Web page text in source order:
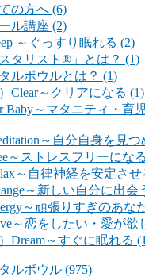
の方へ (6)
ル講座 (2)
～ぐっすり眠れる (2)
スタリスト®」とは？ (1)
ルボウルとは？ (1)
Clear～クリアになる (1)
～マタニティ・育
～自分自身を見つ
～ストレスフリーになる
～自律神経を安定させ
～新しい自分に出会
～頑張りすぎのあな
～恋をしたい・愛が欲
Dream～すぐに眠れる
ルボウル (975)